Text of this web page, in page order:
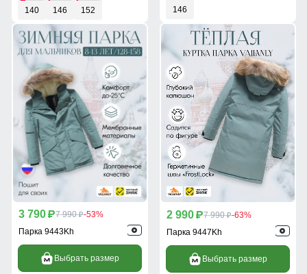
140 146 152 146
3 790 p7 990 p-53%
Парка 9443Kh
Выбрать размер
2 990 p7 990 p-63%
Парка 9447Kh
Выбрать размер